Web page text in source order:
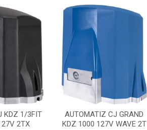
KDZ 1/3FIT
2TX
AUTOMATIZ CJ GRAND
KDZ 1000 127V WAVE 2T